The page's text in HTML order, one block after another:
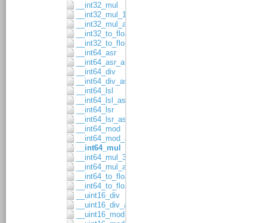
__int32_mul
__int32_mul_16x16
__int32_mul_asgn
__int32_to_float32
__int32_to_float64
__int64_asr
__int64_asr_asgn
__int64_div
__int64_div_asgn
__int64_lsl
__int64_lsl_asgn
__int64_lsr
__int64_lsr_asgn
__int64_mod
__int64_mod_asgn
__int64_mul
__int64_mul_32x32
__int64_mul_asgn
__int64_to_float32
__int64_to_float64
__uint16_div
__uint16_div_asgn
__uint16_mod